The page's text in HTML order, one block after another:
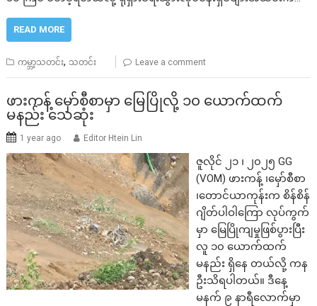
READ MORE
ကမ္ဘာ့သတင်း, သတင်း Leave a comment
ဖားကန့် မှော်စီစာမှာ မြေပြိုလို့ ၁၀ ယောက်ထက်
မနည်း သေဆုံး
1 year ago Editor Htein Lin
ဇူလိုင် ၂၁ ၊ ၂၀၂၅ GG
(VOM) ဖားကန့် ၊မှော်စီစာ
၊တောင်ယာကုန်းက စိန်စိန်
ဂျိတ်ပါဝါကြော လုပ်ကွက်
မှာ မြေပြိုကျမှုဖြစ်ပွားပြီး
လူ ၁၀ ယောက်ထက်
မနည်း ရှိနေ တယ်လို့ ကန
ဦးသိရပါတယ်။ ဒီနေ့
မနက် ၉ နာရီလောက်မှာ